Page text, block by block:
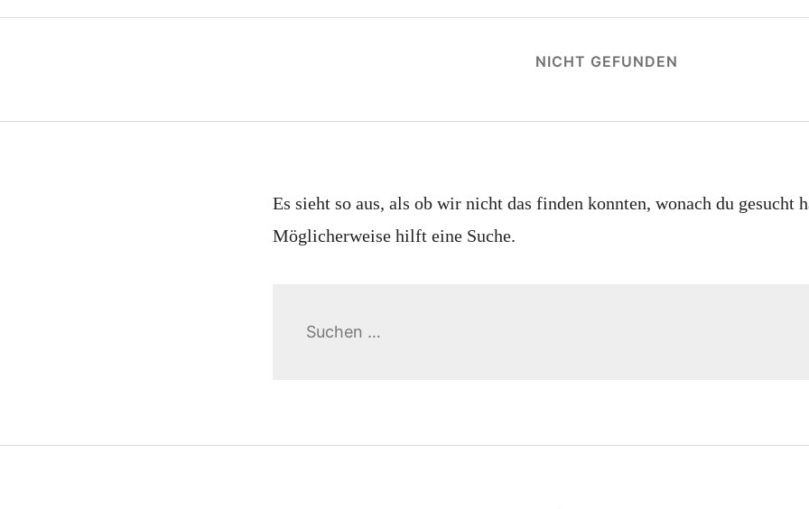
NICHT GEFUNDEN
Es sieht so aus, als ob wir nicht das finden konnten, wonach du gesucht
Möglicherweise hilft eine Suche.
nach: